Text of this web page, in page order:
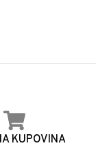
KUPOVINA